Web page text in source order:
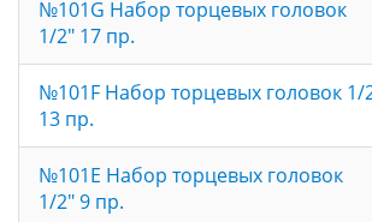
№101G Набор торцевых головок
1/2" 17 пр.
№101F Набор торцевых головок 1/
13 пр.
№101E Набор торцевых головок
1/2" 9 пр.